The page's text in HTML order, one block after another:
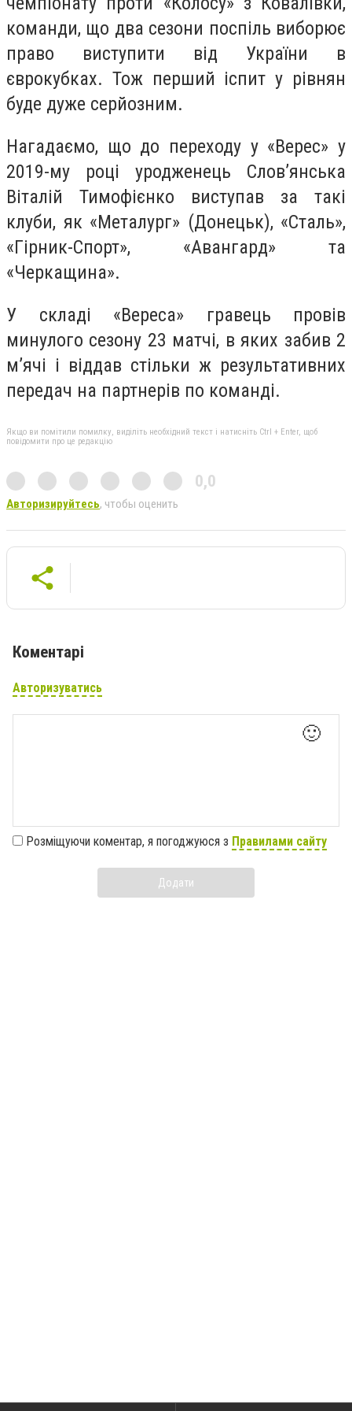
команди, що два сезони поспіль виборює
право виступити від України в
єврокубках. Тож перший іспит у рівнян
буде дуже серйозним.
Нагадаємо, що до переходу у «Верес» у
2019-му році уродженець Слов’янська
Віталій Тимофієнко виступав за такі
клуби, як «Металург» (Донецьк), «Сталь»,
«Гірник-Спорт», «Авангард» та
«Черкащина».
У складі «Вереса» гравець провів
минулого сезону 23 матчі, в яких забив 2
м’ячі і віддав стільки ж результативних
передач на партнерів по команді.
Якщо ви помітили помилку, виділіть необхідний текст і натисніть Ctrl + Enter, щоб
повідомити про це редакцію
0,0
Авторизируйтесь, чтобы оценить
Коментарі
Авторизуватись
🙂
Розміщуючи коментар, я погоджуюся з Правилами сайту
Додати